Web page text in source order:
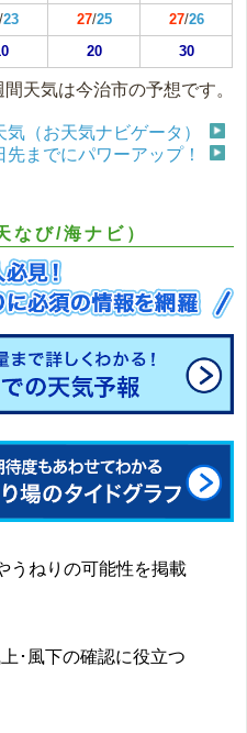
/23 27/25 27/26
20 30
間天気は今治市の予想です。
（お天気ナビゲータ）
までにパワーアップ！
なび/海ナビ）
うねりの可能性を掲載
･風下の確認に役立つ